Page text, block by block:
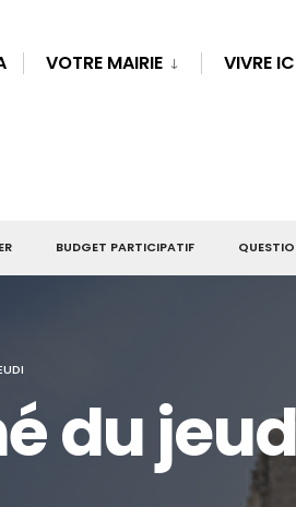
VOTRE MAIRIE VIVRE
BUDGET PARTICIPATIF
du